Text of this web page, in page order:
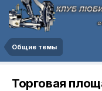
Общие темы
Торговая